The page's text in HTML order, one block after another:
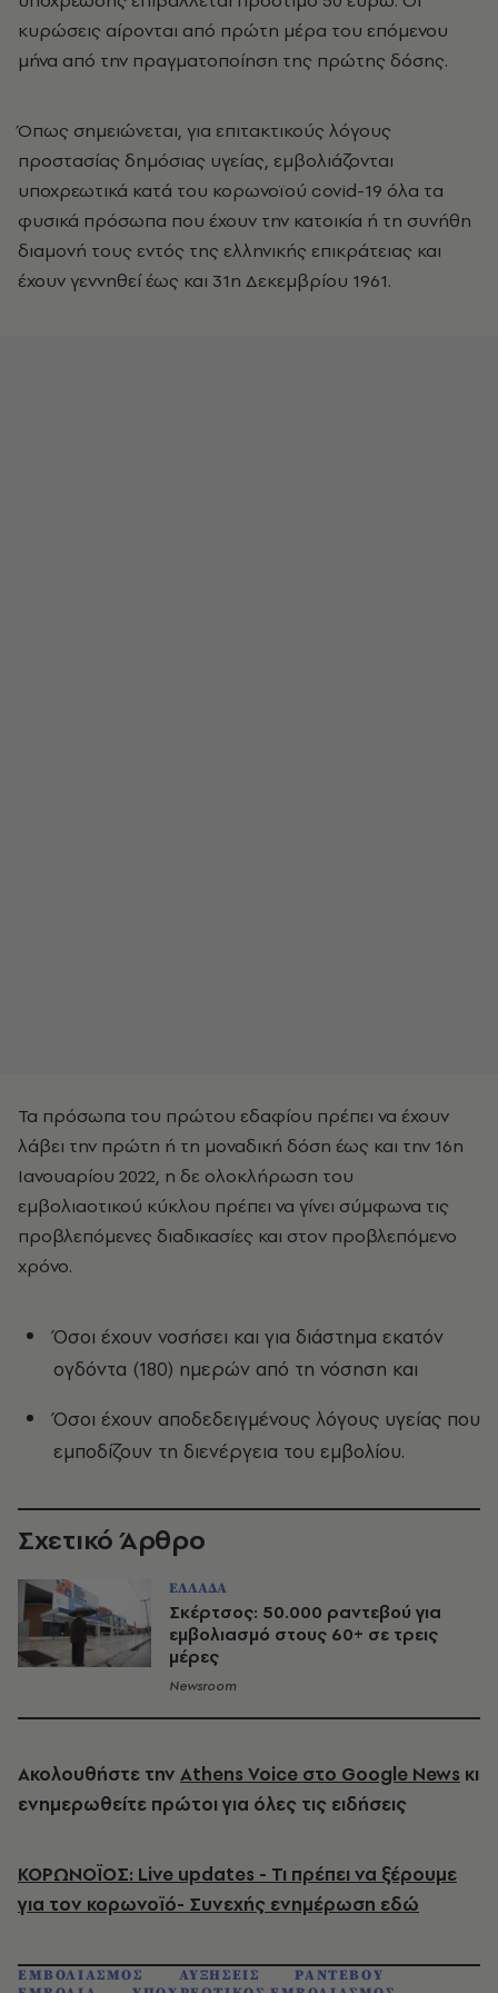
κυρώσεις αίρονται από πρώτη μέρα του επόμενου
μήνα από την πραγματοποίηση της πρώτης δόσης.
Όπως σημειώνεται, για επιτακτικούς λόγους
προστασίας δημόσιας υγείας, εμβολιάζονται
υποχρεωτικά κατά του κορωνοϊού covid-19 όλα τα
φυσικά πρόσωπα που έχουν την κατοικία ή τη συνήθη
διαμονή τους εντός της ελληνικής επικράτειας και
έχουν γεννηθεί έως και 31η Δεκεμβρίου 1961.
Τα πρόσωπα του πρώτου εδαφίου πρέπει να έχουν
λάβει την πρώτη ή τη μοναδική δόση έως και την 16η
Ιανουαρίου 2022, η δε ολοκλήρωση του
εμβολιαοτικού κύκλου πρέπει να γίνει σύμφωνα τις
προβλεπόμενες διαδικασίες και στον προβλεπόμενο
χρόνο.
Όσοι έχουν νοσήσει και για διάστημα εκατόν
ογδόντα (180) ημερών από τη νόσηση και
Όσοι έχουν αποδεδειγμένους λόγους υγείας που
εμποδίζουν τη διενέργεια του εμβολίου.
Σχετικό Άρθρο
ΕΛΛΑΔΑ
Σκέρτσος: 50.000 ραντεβού για
εμβολιασμό στους 60+ σε τρεις
μέρες
Newsroom
Ακολουθήστε την Athens Voice στο Google News κι
ενημερωθείτε πρώτοι για όλες τις ειδήσεις
ΚΟΡΩΝΟΪΟΣ: Live updates - Τι πρέπει να ξέρουμε
για τον κορωνοϊό- Συνεχής ενημέρωση εδώ
ΕΜΒΟΛΙΑΣΜΟΣ ΑΥΞΗΣΕΙΣ
ΡΑΝΤΕΒΟΥ